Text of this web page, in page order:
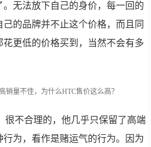
无法放下自己的身价，每一回的
的品牌并不止这个价格，而且同
更低的价格买到，当然不会有多
很不合理的，他几乎只保留了高端
为，看作是赌运气的行为。因为